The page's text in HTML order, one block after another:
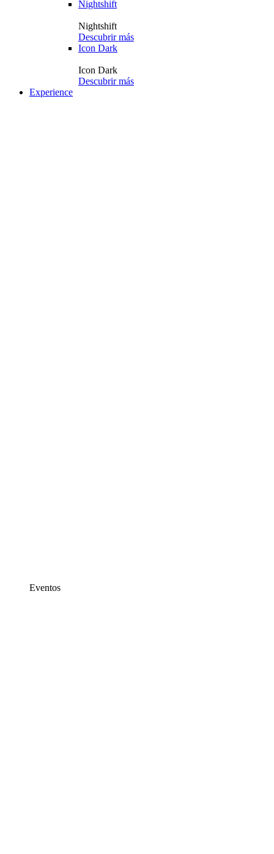
Nightshift
Nightshift
Descubrir más
Icon Dark
Icon Dark
Descubrir más
Experience
Eventos